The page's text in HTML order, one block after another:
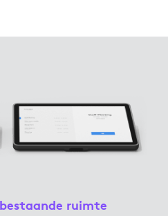
ruimte